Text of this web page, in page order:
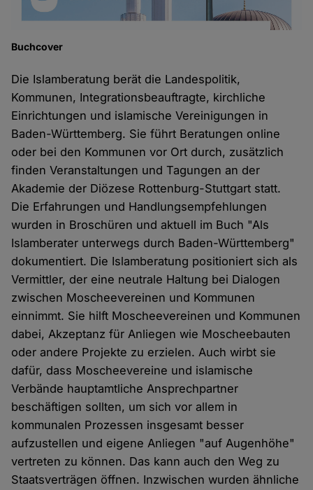
Buchcover
Die Islamberatung berät die Landespolitik,
Kommunen, Integrationsbeauftragte, kirchliche
Einrichtungen und islamische Vereinigungen in
Baden-Württemberg. Sie führt Beratungen online
oder bei den Kommunen vor Ort durch, zusätzlich
finden Veranstaltungen und Tagungen an der
Akademie der Diözese Rottenburg-Stuttgart statt.
Die Erfahrungen und Handlungsempfehlungen
wurden in Broschüren und aktuell im Buch "Als
Islamberater unterwegs durch Baden-Württemberg"
dokumentiert. Die Islamberatung positioniert sich als
Vermittler, der eine neutrale Haltung bei Dialogen
zwischen Moscheevereinen und Kommunen
einnimmt. Sie hilft Moscheevereinen und Kommunen
dabei, Akzeptanz für Anliegen wie Moscheebauten
oder andere Projekte zu erzielen. Auch wirbt sie
dafür, dass Moscheevereine und islamische
Verbände hauptamtliche Ansprechpartner
beschäftigen sollten, um sich vor allem in
kommunalen Prozessen insgesamt besser
aufzustellen und eigene Anliegen "auf Augenhöhe"
vertreten zu können. Das kann auch den Weg zu
Staatsverträgen öffnen. Inzwischen wurden ähnliche